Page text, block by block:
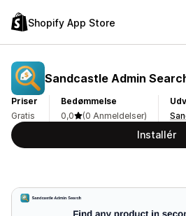
Shopify App Store
Sandcastle Admin
Priser
Gratis
Bedømmelse
0,0
(0 Anmeldelser)
Installér